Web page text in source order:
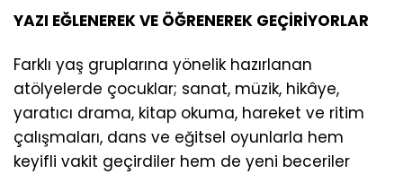
YAZI EĞLENEREK VE ÖĞRENEREK GEÇİRİYORLAR
Farklı yaş gruplarına yönelik hazırlanan
atölyelerde çocuklar; sanat, müzik, hikâye,
yaratıcı drama, kitap okuma, hareket ve ritim
çalışmaları, dans ve eğitsel oyunlarla hem
keyifli vakit geçirdiler hem de yeni beceriler